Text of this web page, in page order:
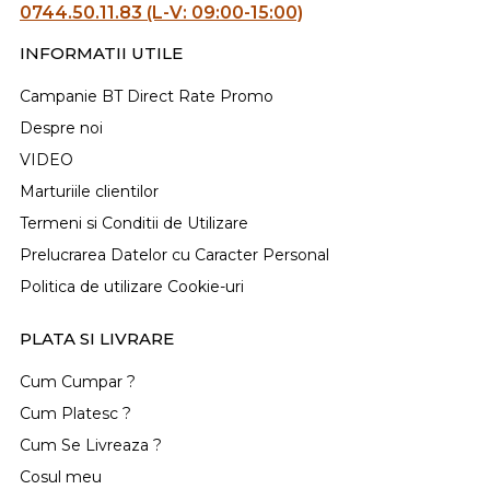
0744.50.11.83 (L-V: 09:00-15:00)
INFORMATII UTILE
Campanie BT Direct Rate Promo
Despre noi
VIDEO
Marturiile clientilor
Termeni si Conditii de Utilizare
Prelucrarea Datelor cu Caracter Personal
Politica de utilizare Cookie-uri
PLATA SI LIVRARE
Cum Cumpar ?
Cum Platesc ?
Cum Se Livreaza ?
Cosul meu